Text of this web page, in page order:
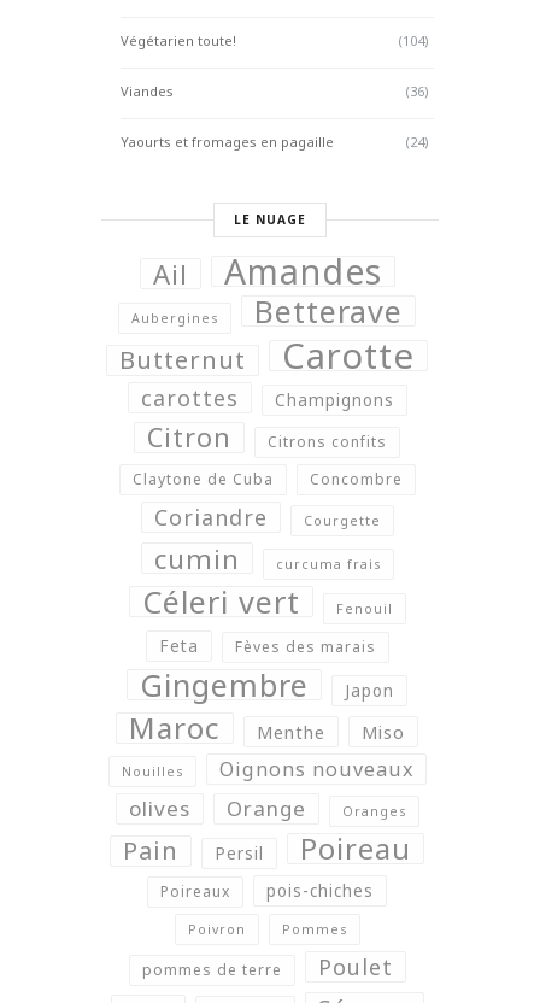
Végétarien toute! (104)
Viandes (36)
Yaourts et fromages en pagaille (24)
LE NUAGE
Ail Amandes
Aubergines Betterave
Butternut Carotte
carottes Champignons
Citron
Citrons confits
Claytone de Cuba
Concombre
Coriandre Courgette
cumin curcuma frais
Céleri vert Fenouil
Feta Fèves des marais
Gingembre Japon
Maroc Menthe Miso
Nouilles Oignons nouveaux
olives Orange Oranges
Pain Persil Poireau
Poireaux pois-chiches
Poivron Pommes
pommes de terre Poulet